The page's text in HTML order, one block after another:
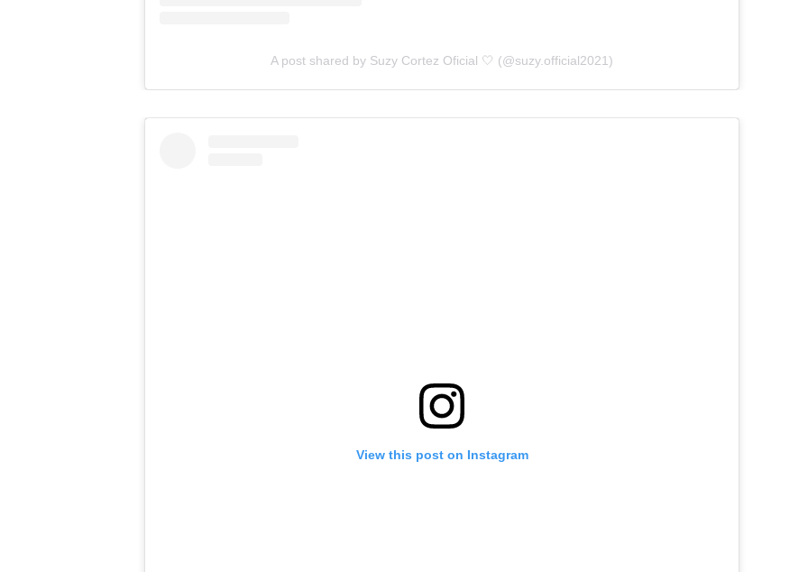
A post shared by Suzy Cortez Oficial 🤍 (@suzy.official2021)
View this post on Instagram